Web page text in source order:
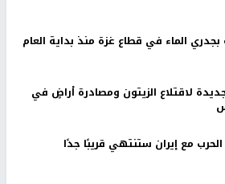
لاقتلاع الزيتون ومصادرة أراضٍ في
مع إيران ستنتهي قريبًا جدًا